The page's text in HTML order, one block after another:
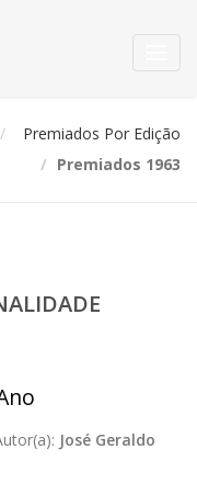
Premiados Por Edição
Premiados 1963
José Geraldo